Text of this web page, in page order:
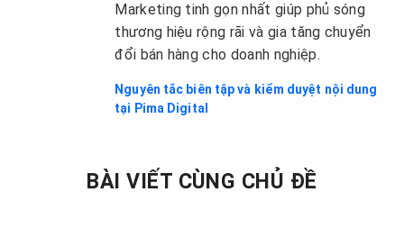
Marketing tinh gọn nhất giúp phủ sóng
thương hiệu rộng rãi và gia tăng chuyển
đổi bán hàng cho doanh nghiệp.
Nguyên tắc biên tập và kiểm duyệt nội dung
tại Pima Digital
BÀI VIẾT CÙNG CHỦ ĐỀ